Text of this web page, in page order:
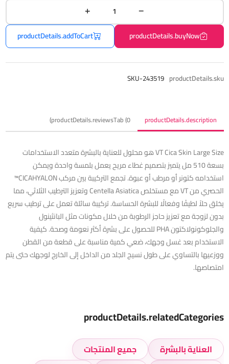
productDetails.buyNow
productDetails.addToCart
productDetails.sku
SKU-243519
productDetails.description
productDetails.reviewsTab (0)
‏VT Cica Skin Large Size هو محلول للعناية بالبشرة متعدد الاستخدامات
بسعة 510 مل يتميز بتصميم غطاء مريح يعمل بلمسة واحدة ويمكن
استخدامه كتونر أو مرطب أو عبوة. تجمع التركيبة بين مركب CICAHYALON™
الحصري من VT مع مستخلص Centella Asiatica وتعزيز الترطيب الثلاثي، مما
يخلق حلاً لطيفًا وفعالًا للبشرة الحساسة. تركيبة سائلة تعمل على ترطيب سريع
بدون لزوجة مع تعزيز حاجز الرطوبة من خلال مكونات مثل البانثينول
والجلوكونولاكتون PHA للحصول على بشرة أكثر نعومة وصحة. كيفية
الاستخدام بعد غسل وجهك، ضعي كمية مناسبة على قطعة من القطن
ووزعيها بالتساوي على طول نسيج الجلد من الداخل إلى الخارج لوجهك حتى يتم
امتصاصها.
productDetails.relatedCategories
العناية بالبشرة
جميع المنتجات